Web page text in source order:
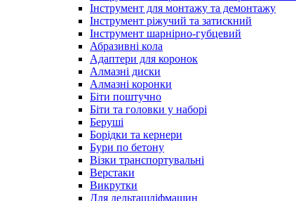
Інструмент для монтажу та демонтажу
Інструмент ріжучий та затискний
Інструмент шарнірно-губцевий
Абразивні кола
Адаптери для коронок
Алмазні диски
Алмазні коронки
Біти поштучно
Біти та головки у наборі
Беруші
Борідки та кернери
Бури по бетону
Візки транспортувальні
Верстаки
Викрутки
Для дельташліфмашин